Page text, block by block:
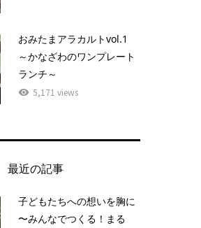
おみたまアラカルトvol.1
～かなざわのワンプレート
ランチ～
5,171 views
最近の記事
子どもたちへの想いを胸に
〜みんなでつくる！まる